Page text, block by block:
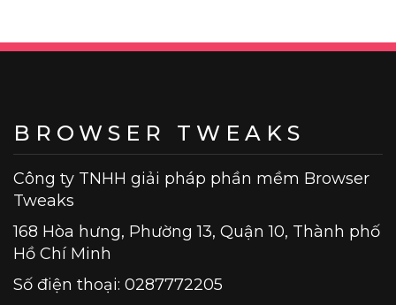
BROWSER TWEAKS
Công ty TNHH giải pháp phần mềm Browser
Tweaks
168 Hòa hưng, Phường 13, Quận 10, Thành phố
Hồ Chí Minh
Số điện thoại: 0287772205